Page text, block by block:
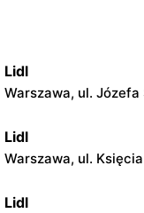
Lidl
Warszawa, ul.
Lidl
Warszawa, ul. Księcia
Lidl